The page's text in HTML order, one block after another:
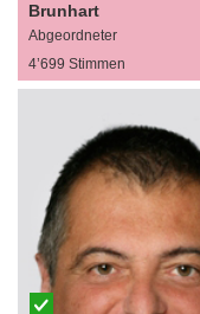
Brunhart
Abgeordneter
4’699 Stimmen